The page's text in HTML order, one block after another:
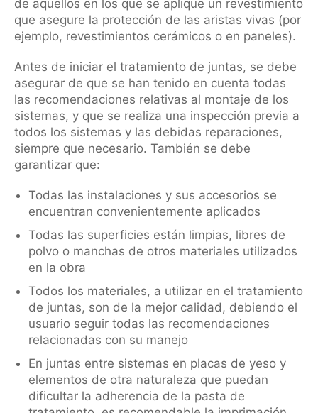
de aquellos en los que se aplique un revestimiento
que asegure la protección de las aristas vivas (por
ejemplo, revestimientos cerámicos o en paneles).
Antes de iniciar el tratamiento de juntas, se debe
asegurar de que se han tenido en cuenta todas
las recomendaciones relativas al montaje de los
sistemas, y que se realiza una inspección previa a
todos los sistemas y las debidas reparaciones,
siempre que necesario. También se debe
garantizar que:
Todas las instalaciones y sus accesorios se
encuentran convenientemente aplicados
Todas las superficies están limpias, libres de
polvo o manchas de otros materiales utilizados
en la obra
Todos los materiales, a utilizar en el tratamiento
de juntas, son de la mejor calidad, debiendo el
usuario seguir todas las recomendaciones
relacionadas con su manejo
En juntas entre sistemas en placas de yeso y
elementos de otra naturaleza que puedan
dificultar la adherencia de la pasta de